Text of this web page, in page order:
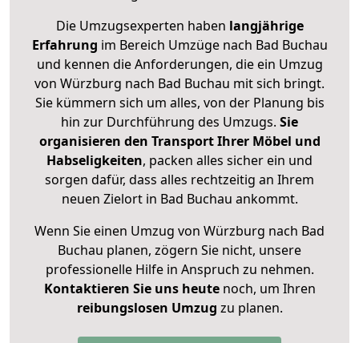
Die Umzugsexperten haben langjährige
Erfahrung im Bereich Umzüge nach Bad Buchau
und kennen die Anforderungen, die ein Umzug
von Würzburg nach Bad Buchau mit sich bringt.
Sie kümmern sich um alles, von der Planung bis
hin zur Durchführung des Umzugs. Sie
organisieren den Transport Ihrer Möbel und
Habseligkeiten, packen alles sicher ein und
sorgen dafür, dass alles rechtzeitig an Ihrem
neuen Zielort in Bad Buchau ankommt.
Wenn Sie einen Umzug von Würzburg nach Bad
Buchau planen, zögern Sie nicht, unsere
professionelle Hilfe in Anspruch zu nehmen.
Kontaktieren Sie uns heutenoch, um Ihren
reibungslosen Umzug zu planen.